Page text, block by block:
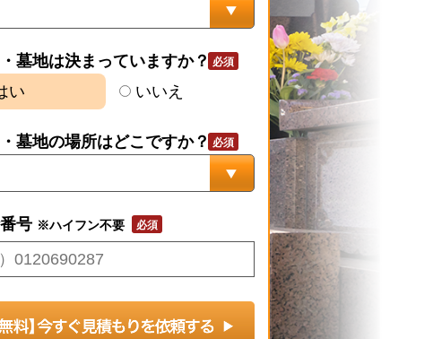
墓地は決まっていますか？
い
いいえ
墓地の場所はどこですか？
号 ※ハイフン不要